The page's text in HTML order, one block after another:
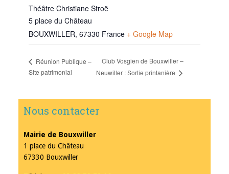
Théâtre Christiane Stroë
5 place du Château
BOUXWILLER, 67330 France + Google Map
Réunion Publique –
Site patrimonial
Club Vosgien de Bouxwiller –
Neuwiller : Sortie printanière
Nous contacter
Mairie de Bouxwiller
1 place du Château
67330 Bouxwiller